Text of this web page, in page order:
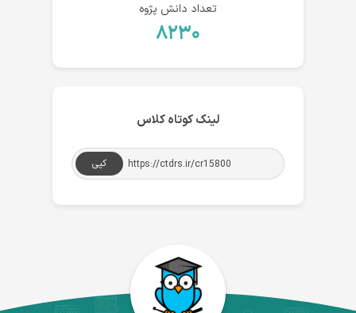
تعداد دانش پژوه
۸۲۳۰
لینک کوتاه کلاس
کپی